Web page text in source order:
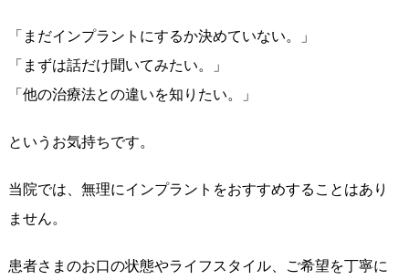
「まだインプラントにするか決めていない。」
「まずは話だけ聞いてみたい。」
「他の治療法との違いを知りたい。」
というお気持ちです。
当院では、無理にインプラントをおすすめすることはあり
ません。
患者さまのお口の状態やライフスタイル、ご希望を丁寧に